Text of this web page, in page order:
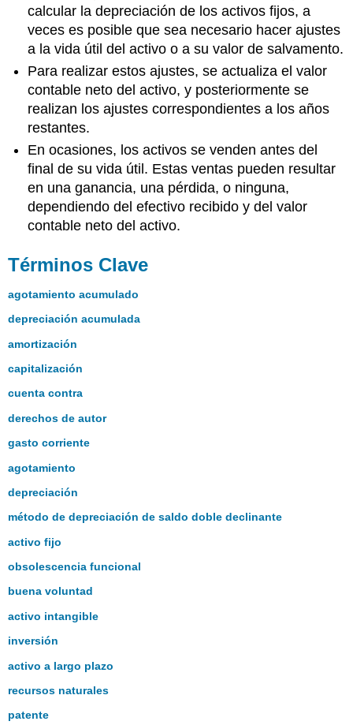
calcular la depreciación de los activos fijos, a
veces es posible que sea necesario hacer ajustes
a la vida útil del activo o a su valor de salvamento.
Para realizar estos ajustes, se actualiza el valor
contable neto del activo, y posteriormente se
realizan los ajustes correspondientes a los años
restantes.
En ocasiones, los activos se venden antes del
final de su vida útil. Estas ventas pueden resultar
en una ganancia, una pérdida, o ninguna,
dependiendo del efectivo recibido y del valor
contable neto del activo.
Términos Clave
agotamiento acumulado
depreciación acumulada
amortización
capitalización
cuenta contra
derechos de autor
gasto corriente
agotamiento
depreciación
método de depreciación de saldo doble declinante
activo fijo
obsolescencia funcional
buena voluntad
activo intangible
inversión
activo a largo plazo
recursos naturales
patente